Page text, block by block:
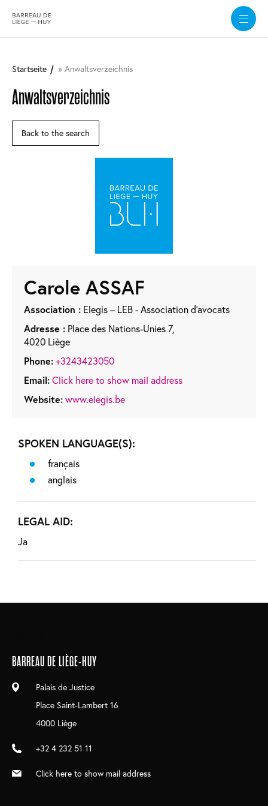
Inhalt
Startseite Anwaltsverzeichnis
Anwaltsverzeichnis
Back to the search
Carole ASSAF
Association : Elegis – LEB - Association d’avocats
Adresse : Place des Nations-Unies 7,
4020 Liège
Phone:+3243423050
Email:Click here to show mail address
Website:www.elegis.be
SPOKEN LANGUAGE(S):
français
anglais
LEGAL AID:
Ja
navigation
BARREAU DE LIÈGE-HUY
Palais de Justice
Place Saint-Lambert 16
4000 Liège
+32 4 232 51 11
Click here to show mail address